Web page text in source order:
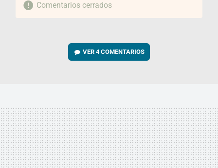
Comentarios cerrados
VER4 COMENTARIOS